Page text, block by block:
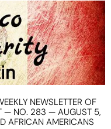
NEWSLETTER OF
— NO. 283 — AUGUST 5,
AFRICAN AMERICANS